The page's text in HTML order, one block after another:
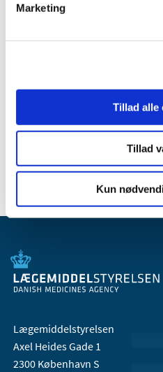
Marketing
Tillad alle
Tillad
Kun
august (1)
juni (5)
januar (19)
Lægemiddelstyrelsen
Axel Heides Gade 1
2300 København S